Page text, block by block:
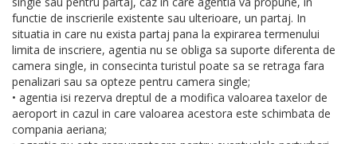
functie de inscrierile existente sau ulterioare, un partaj. In
situatia in care nu exista partaj pana la expirarea termenului
limita de inscriere, agentia nu se obliga sa suporte diferenta de
camera single, in consecinta turistul poate sa se retraga fara
penalizari sau sa opteze pentru camera single;
• agentia isi rezerva dreptul de a modifica valoarea taxelor de
aeroport in cazul in care valoarea acestora este schimbata de
compania aeriana;